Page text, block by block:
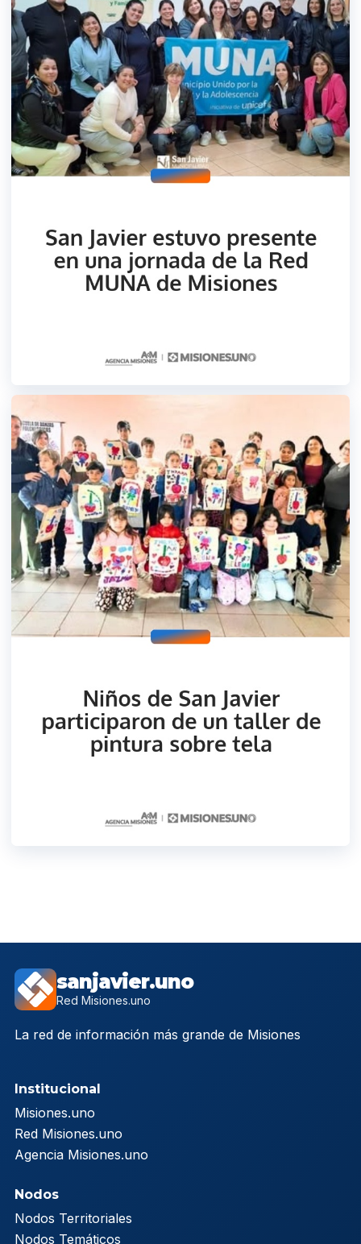
sanjavier.uno
Red Misiones.uno
La red de información más grande de Misiones
Institucional
Misiones.uno
Red Misiones.uno
Agencia Misiones.uno
Nodos
Nodos Territoriales
Nodos Temáticos